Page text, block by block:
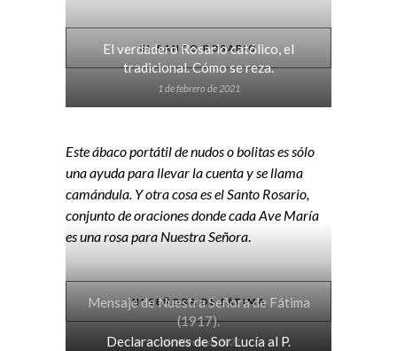
EL SANTO ROSARIO
El verdadero Rosario católico, el
tradicional. Cómo se reza.
1 de febrero de 2021
Este ábaco portátil de nudos o bolitas es sólo
una ayuda para llevar la cuenta y se llama
camándula. Y otra cosa es el Santo Rosario,
conjunto de oraciones donde cada Ave María
es una rosa para Nuestra Señora.
Nª SEÑORA DE FÁTIMA
Mensaje de Nuestra Señora de Fátima
(1917).
2 de febrero de 2021
Declaraciones de Sor Lucía al P.